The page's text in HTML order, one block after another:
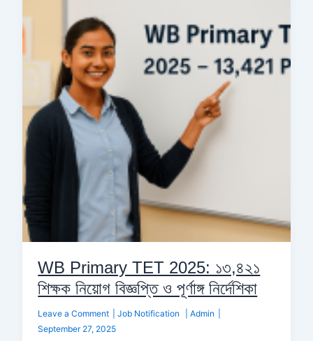
WB Primary TET 2025: ১৩,৪২১
শিক্ষক নিয়োগ বিজ্ঞপ্তি ও পূর্ণাঙ্গ নির্দেশিকা
Leave a Comment |Job Notification |Admin
September 27, 2025
2025:
১৩,৪২১
নিয়োগ
বিজ্ঞপ্তি
ও